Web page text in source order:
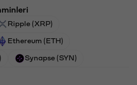
Ripple (XRP)
Ethereum (ETH)
Synapse (SYN)